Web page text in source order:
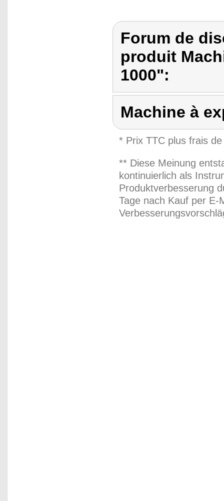
Forum de
produit
1000":
Machine à
* Prix TTC plus frais
** Diese Meinung
kontinuierlich als
Produktverbesserung
Tage nach Kauf per E-